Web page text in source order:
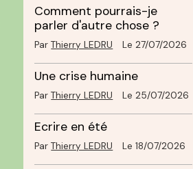
Comment pourrais-je
parler d'autre chose ?
ParThierry LEDRU Le 27/07/2026
Une crise humaine
ParThierry LEDRU Le 25/07/2026
Ecrire en été
ParThierry LEDRU Le 18/07/2026